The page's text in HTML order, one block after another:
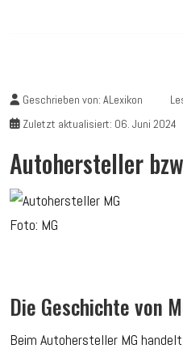
Geschrieben von: ALexikon
Zuletzt aktualisiert: 06. Juni 2024
Autohersteller
Foto: MG
Die Geschichte von
Beim Autohersteller MG